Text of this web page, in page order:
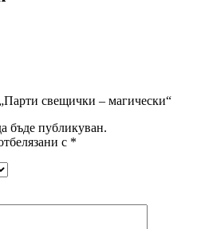
свещички – магически“
бъде публикуван.
с *